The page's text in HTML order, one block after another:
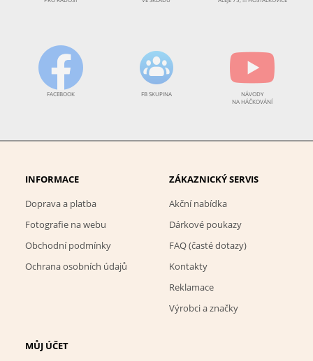
FACEBOOK FB SKUPINA
NÁVODY
NA HÁČKOVÁNÍ
INFORMACE
Doprava a platba
Fotografie na webu
Obchodní podmínky
Ochrana osobních údajů
ZÁKAZNICKÝ SERVIS
Akční nabídka
Dárkové poukazy
FAQ (časté dotazy)
Kontakty
Reklamace
Výrobci a značky
MŮJ ÚČET